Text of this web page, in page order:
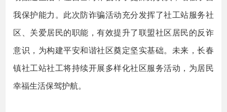
我保护能力。此次防诈骗活动充分发挥了社工站服务社
区、关爱居民的职能，有效提升了联盟社区居民的反诈
意识，为构建平安和谐社区奠定坚实基础。未来，长春
镇社工站社工将持续开展多样化社区服务活动，为居民
幸福生活保驾护航。